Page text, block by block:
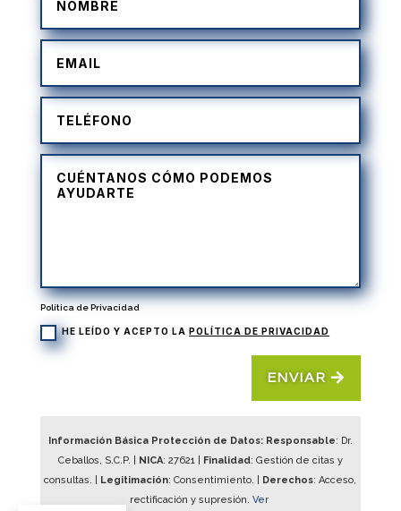
Política de Privacidad
HE LEÍDO Y ACEPTO LA POLÍTICA DE PRIVACIDAD
ENVIAR
Información Básica Protección de Datos: Responsable: Dr.
Ceballos, S.C.P. |
NICA: 27621| Finalidad: Gestión de citas y
consultas. |
Legitimación: Consentimiento. | Derechos: Acceso,
rectificación y supresión. Ver